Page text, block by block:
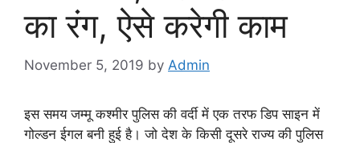
का रंग, ऐसे करेगी काम
November 5, 2019 by Admin
इस समय जम्मू कश्मीर पुलिस की वर्दी में एक तरफ डिप साइन में
गोल्डन ईगल बनी हुई है। जो देश के किसी दूसरे राज्य की पुलिस